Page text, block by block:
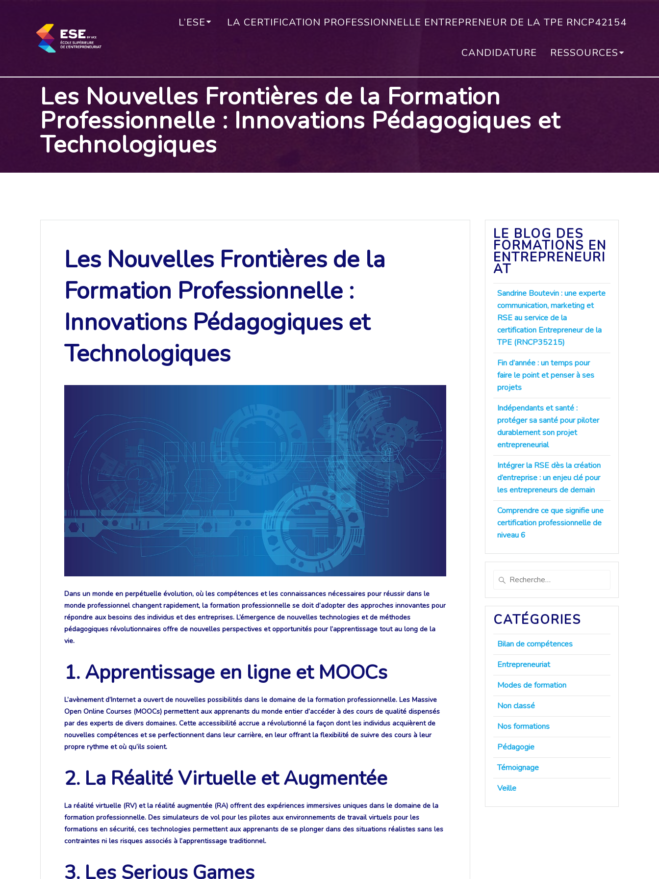
L’ESE LA CERTIFICATION PROFESSIONNELLE ENTREPRENEUR DE LA TPE RNCP42154
CANDIDATURE RESSOURCES
Les Nouvelles Frontières de la Formation
Professionnelle : Innovations Pédagogiques et
Technologiques
Les Nouvelles Frontières de la
Formation Professionnelle :
Innovations Pédagogiques et
Technologiques
Dans un monde en perpétuelle évolution, où les compétences et les connaissances nécessaires pour réussir dans le
monde professionnel changent rapidement, la formation professionnelle se doit d’adopter des approches innovantes pour
répondre aux besoins des individus et des entreprises. L’émergence de nouvelles technologies et de méthodes
pédagogiques révolutionnaires offre de nouvelles perspectives et opportunités pour l’apprentissage tout au long de la
vie.
1. Apprentissage en ligne et MOOCs
L’avènement d’Internet a ouvert de nouvelles possibilités dans le domaine de la formation professionnelle. Les Massive
Open Online Courses (MOOCs) permettent aux apprenants du monde entier d’accéder à des cours de qualité dispensés
par des experts de divers domaines. Cette accessibilité accrue a révolutionné la façon dont les individus acquièrent de
nouvelles compétences et se perfectionnent dans leur carrière, en leur offrant la flexibilité de suivre des cours à leur
propre rythme et où qu’ils soient.
2. La Réalité Virtuelle et Augmentée
La réalité virtuelle (RV) et la réalité augmentée (RA) offrent des expériences immersives uniques dans le domaine de la
formation professionnelle. Des simulateurs de vol pour les pilotes aux environnements de travail virtuels pour les
formations en sécurité, ces technologies permettent aux apprenants de se plonger dans des situations réalistes sans les
contraintes ni les risques associés à l’apprentissage traditionnel.
3. Les Serious Games
LE BLOG DES
FORMATIONS EN
ENTREPRENEURI
AT
Sandrine Boutevin : une experte
communication, marketing et
RSE au service de la
certification Entrepreneur de la
TPE (RNCP35215)
Fin d’année : un temps pour
faire le point et penser à ses
projets
Indépendants et santé :
protéger sa santé pour piloter
durablement son projet
entrepreneurial
Intégrer la RSE dès la création
d’entreprise : un enjeu clé pour
les entrepreneurs de demain
Comprendre ce que signifie une
certification professionnelle de
niveau 6
Recherche
:
CATÉGORIES
Bilan de compétences
Entrepreneuriat
Modes de formation
Non classé
Nos formations
Pédagogie
Témoignage
Veille